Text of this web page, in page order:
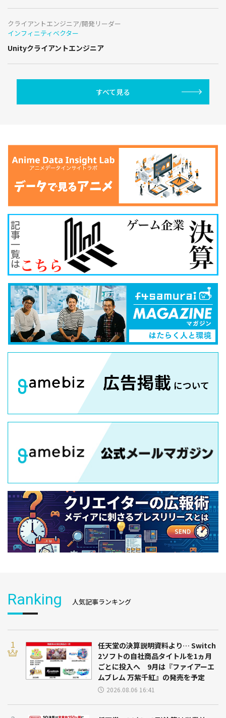
クライアントエンジニア/開発リーダー
インフィニティベクター
Unityクライアントエンジニア
すべて見る
Ranking 人気記事ランキング
任天堂の決算説明資料より… Switch
2ソフトの自社商品タイトルを1ヵ月
ごとに投入へ 9月は『ファイアーエ
ムブレム 万紫千紅』の発売を予定
2026.08.06 16:41